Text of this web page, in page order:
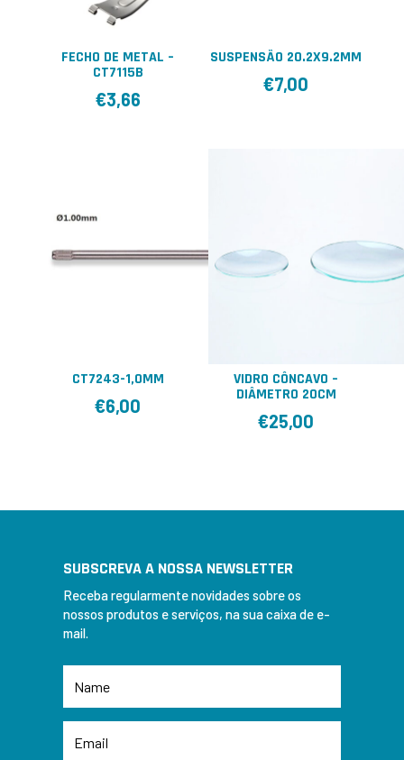
FECHO DE METAL –
CT7115B
€3,66
SUSPENSÃO 20.2X9.2MM
€7,00
CT7243-1,0MM
€6,00
VIDRO CÔNCAVO –
DIÂMETRO 20CM
€25,00
SUBSCREVA A NOSSA NEWSLETTER
Receba regularmente novidades sobre os
nossos produtos e serviços, na sua caixa de e-
mail.